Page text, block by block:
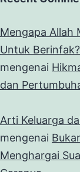
Mengapa Allah
Untuk
mengenai
dan
Arti Keluarga
mengenai
Menghargai